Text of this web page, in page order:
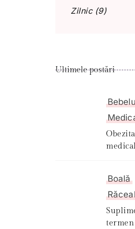
Zilnic(9)
Ultimele postări
Boală